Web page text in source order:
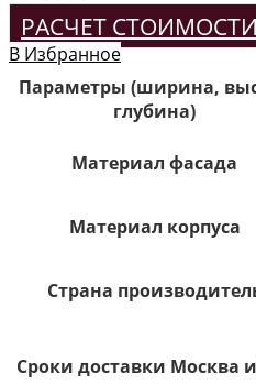
РАСЧЕТ СТОИМОСТИ
В Избранное
Параметры (ширина,
глубина)
Материал фасада
Материал корпуса
Страна
Сроки доставки Москва